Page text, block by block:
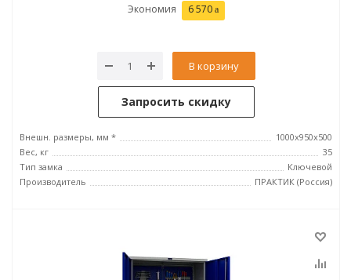
Экономия 6 570
В корзину
Запросить скидку
Внешн. размеры, мм *
1000x950x500
Вес, кг
35
Тип замка
Ключевой
Производитель
ПРАКТИК (Россия)